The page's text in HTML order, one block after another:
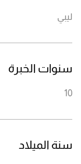
ليبي
سنوات الخبرة
10
سنة الميلاد